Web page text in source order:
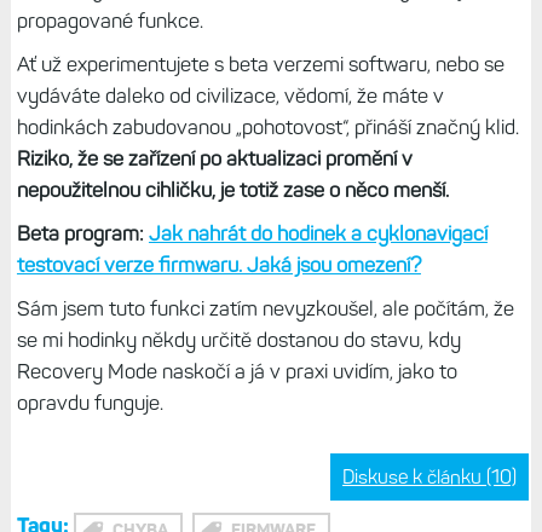
také škoda, že z aktuálně prodávaných hodinek tu chybí
dočkáme.
Bude se hodit, zejména beta
testerům
Na první pohled nejde o novinku, která by se vyjímala v
reklamních materiálech vedle nových senzorů nebo delší
výdrže baterie. Pro zkušené uživatele však může mít
Recovery Mode větší hodnotu než mnohé výrazněji
propagované funkce.
Ať už experimentujete s beta verzemi softwaru, nebo se
vydáváte daleko od civilizace, vědomí, že máte v
Riziko, že se zařízení po aktualizaci promění v
nepoužitelnou cihličku, je totiž zase o něco menší.